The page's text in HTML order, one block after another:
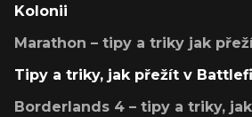
Kolonii
Marathon – tipy a triky jak
Tipy a triky, jak přežít v
Borderlands 4 – tipy a triky,